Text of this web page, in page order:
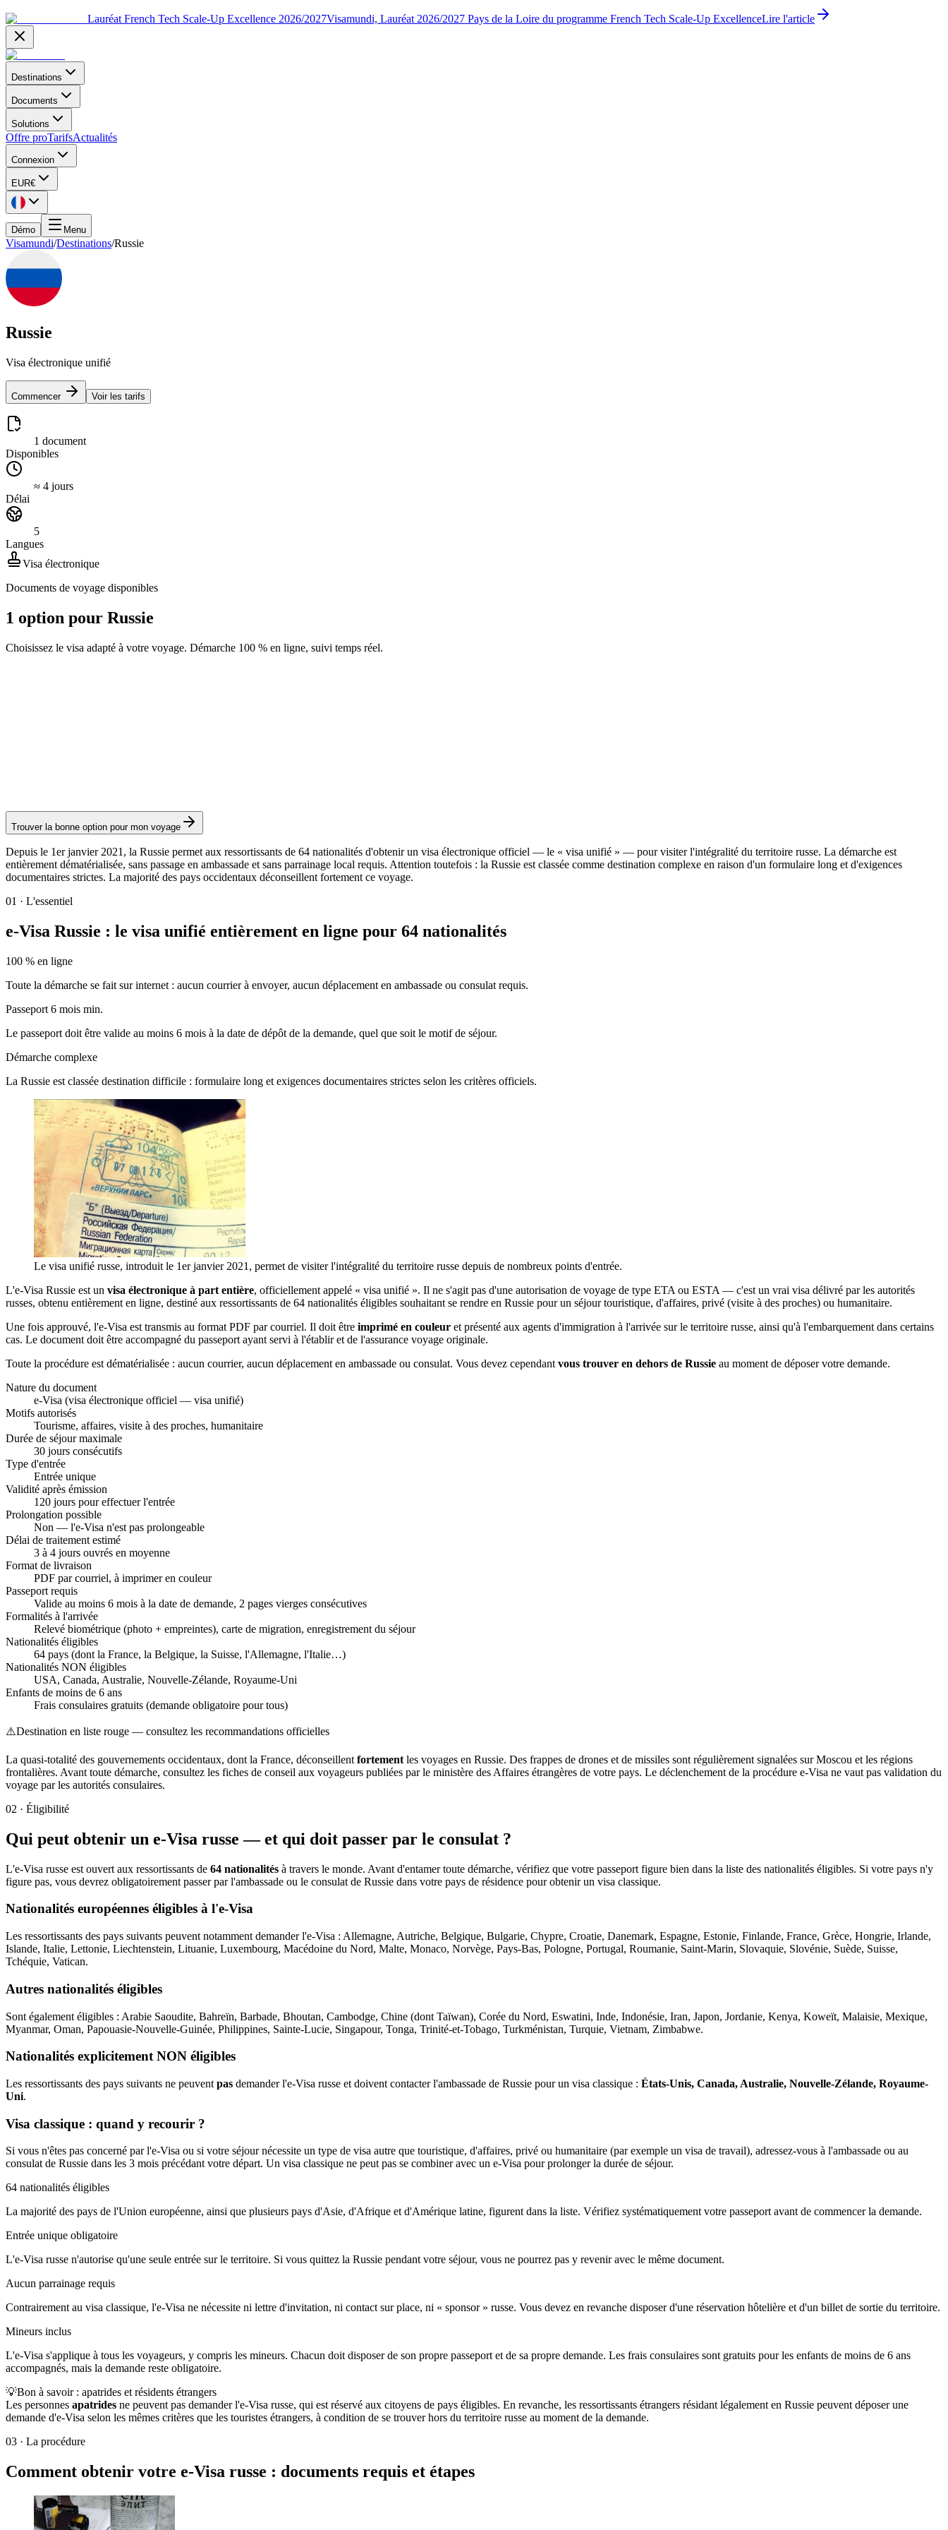
Lauréat French Tech Scale-Up Excellence 2026/2027Visamundi, Lauréat 2026/2027 Pays de la Loire du programme French Tech Scale-Up ExcellenceLire l'article
Destinations
Documents
Solutions
Offre proTarifsActualités
Connexion
EUR€
Démo Menu
Visamundi/Destinations/Russie
Russie
Visa électronique unifié
Commencer Voir les tarifs
1 document
Disponibles
≈ 4 jours
Délai
5
Langues
Visa électronique
Documents de voyage disponibles
1 option pour Russie
Choisissez le visa adapté à votre voyage. Démarche 100 % en ligne, suivi temps réel.
Trouver la bonne option pour mon voyage
Depuis le 1er janvier 2021, la Russie permet aux ressortissants de 64 nationalités d'obtenir un visa électronique officiel — le « visa unifié » — pour visiter l'intégralité du territoire russe. La démarche est
entièrement dématérialisée, sans passage en ambassade et sans parrainage local requis. Attention toutefois : la Russie est classée comme destination complexe en raison d'un formulaire long et d'exigences
documentaires strictes. La majorité des pays occidentaux déconseillent fortement ce voyage.
01 · L'essentiel
e-Visa Russie : le visa unifié entièrement en ligne pour 64 nationalités
100 % en ligne
Toute la démarche se fait sur internet : aucun courrier à envoyer, aucun déplacement en ambassade ou consulat requis.
Passeport 6 mois min.
Le passeport doit être valide au moins 6 mois à la date de dépôt de la demande, quel que soit le motif de séjour.
Démarche complexe
La Russie est classée destination difficile : formulaire long et exigences documentaires strictes selon les critères officiels.
Le visa unifié russe, introduit le 1er janvier 2021, permet de visiter l'intégralité du territoire russe depuis de nombreux points d'entrée.
L'e-Visa Russie est un visa électronique à part entière, officiellement appelé « visa unifié ». Il ne s'agit pas d'une autorisation de voyage de type ETA ou ESTA — c'est un vrai visa délivré par les autorités
russes, obtenu entièrement en ligne, destiné aux ressortissants de 64 nationalités éligibles souhaitant se rendre en Russie pour un séjour touristique, d'affaires, privé (visite à des proches) ou humanitaire.
Une fois approuvé, l'e-Visa est transmis au format PDF par courriel. Il doit être imprimé en couleur et présenté aux agents d'immigration à l'arrivée sur le territoire russe, ainsi qu'à l'embarquement dans certains
cas. Le document doit être accompagné du passeport ayant servi à l'établir et de l'assurance voyage originale.
Toute la procédure est dématérialisée : aucun courrier, aucun déplacement en ambassade ou consulat. Vous devez cependant vous trouver en dehors de Russie au moment de déposer votre demande.
Nature du document
e-Visa (visa électronique officiel — visa unifié)
Motifs autorisés
Tourisme, affaires, visite à des proches, humanitaire
Durée de séjour maximale
30 jours consécutifs
Type d'entrée
Entrée unique
Validité après émission
120 jours pour effectuer l'entrée
Prolongation possible
Non — l'e-Visa n'est pas prolongeable
Délai de traitement estimé
3 à 4 jours ouvrés en moyenne
Format de livraison
PDF par courriel, à imprimer en couleur
Passeport requis
Valide au moins 6 mois à la date de demande, 2 pages vierges consécutives
Formalités à l'arrivée
Relevé biométrique (photo + empreintes), carte de migration, enregistrement du séjour
Nationalités éligibles
64 pays (dont la France, la Belgique, la Suisse, l'Allemagne, l'Italie…)
Nationalités NON éligibles
USA, Canada, Australie, Nouvelle-Zélande, Royaume-Uni
Enfants de moins de 6 ans
Frais consulaires gratuits (demande obligatoire pour tous)
⚠️Destination en liste rouge — consultez les recommandations officielles
La quasi-totalité des gouvernements occidentaux, dont la France, déconseillent fortement les voyages en Russie. Des frappes de drones et de missiles sont régulièrement signalées sur Moscou et les régions
frontalières. Avant toute démarche, consultez les fiches de conseil aux voyageurs publiées par le ministère des Affaires étrangères de votre pays. Le déclenchement de la procédure e-Visa ne vaut pas validation du
voyage par les autorités consulaires.
02 · Éligibilité
Qui peut obtenir un e-Visa russe — et qui doit passer par le consulat ?
L'e-Visa russe est ouvert aux ressortissants de 64 nationalités à travers le monde. Avant d'entamer toute démarche, vérifiez que votre passeport figure bien dans la liste des nationalités éligibles. Si votre pays n'y
figure pas, vous devrez obligatoirement passer par l'ambassade ou le consulat de Russie dans votre pays de résidence pour obtenir un visa classique.
Nationalités européennes éligibles à l'e-Visa
Les ressortissants des pays suivants peuvent notamment demander l'e-Visa : Allemagne, Autriche, Belgique, Bulgarie, Chypre, Croatie, Danemark, Espagne, Estonie, Finlande, France, Grèce, Hongrie, Irlande,
Islande, Italie, Lettonie, Liechtenstein, Lituanie, Luxembourg, Macédoine du Nord, Malte, Monaco, Norvège, Pays-Bas, Pologne, Portugal, Roumanie, Saint-Marin, Slovaquie, Slovénie, Suède, Suisse,
Tchéquie, Vatican.
Autres nationalités éligibles
Sont également éligibles : Arabie Saoudite, Bahreïn, Barbade, Bhoutan, Cambodge, Chine (dont Taïwan), Corée du Nord, Eswatini, Inde, Indonésie, Iran, Japon, Jordanie, Kenya, Koweït, Malaisie, Mexique,
Myanmar, Oman, Papouasie-Nouvelle-Guinée, Philippines, Sainte-Lucie, Singapour, Tonga, Trinité-et-Tobago, Turkménistan, Turquie, Vietnam, Zimbabwe.
Nationalités explicitement NON éligibles
Les ressortissants des pays suivants ne peuvent pas demander l'e-Visa russe et doivent contacter l'ambassade de Russie pour un visa classique : États-Unis, Canada, Australie, Nouvelle-Zélande, Royaume-
Uni.
Visa classique : quand y recourir ?
Si vous n'êtes pas concerné par l'e-Visa ou si votre séjour nécessite un type de visa autre que touristique, d'affaires, privé ou humanitaire (par exemple un visa de travail), adressez-vous à l'ambassade ou au
consulat de Russie dans les 3 mois précédant votre départ. Un visa classique ne peut pas se combiner avec un e-Visa pour prolonger la durée de séjour.
64 nationalités éligibles
La majorité des pays de l'Union européenne, ainsi que plusieurs pays d'Asie, d'Afrique et d'Amérique latine, figurent dans la liste. Vérifiez systématiquement votre passeport avant de commencer la demande.
Entrée unique obligatoire
L'e-Visa russe n'autorise qu'une seule entrée sur le territoire. Si vous quittez la Russie pendant votre séjour, vous ne pourrez pas y revenir avec le même document.
Aucun parrainage requis
Contrairement au visa classique, l'e-Visa ne nécessite ni lettre d'invitation, ni contact sur place, ni « sponsor » russe. Vous devez en revanche disposer d'une réservation hôtelière et d'un billet de sortie du territoire.
Mineurs inclus
L'e-Visa s'applique à tous les voyageurs, y compris les mineurs. Chacun doit disposer de son propre passeport et de sa propre demande. Les frais consulaires sont gratuits pour les enfants de moins de 6 ans
accompagnés, mais la demande reste obligatoire.
💡Bon à savoir : apatrides et résidents étrangers
Les personnes apatrides ne peuvent pas demander l'e-Visa russe, qui est réservé aux citoyens de pays éligibles. En revanche, les ressortissants étrangers résidant légalement en Russie peuvent déposer une
demande d'e-Visa selon les mêmes critères que les touristes étrangers, à condition de se trouver hors du territoire russe au moment de la demande.
03 · La procédure
Comment obtenir votre e-Visa russe : documents requis et étapes